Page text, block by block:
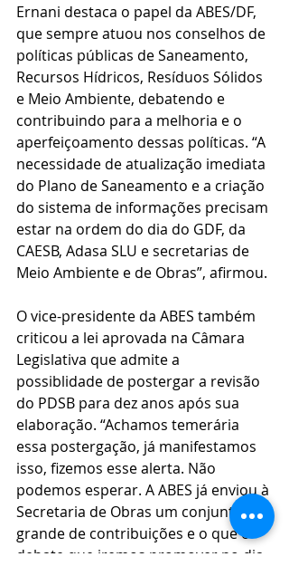
Ernani destaca o papel da ABES/DF,
que sempre atuou nos conselhos de
políticas públicas de Saneamento,
Recursos Hídricos, Resíduos Sólidos
e Meio Ambiente, debatendo e
contribuindo para a melhoria e o
aperfeiçoamento dessas políticas. “A
necessidade de atualização imediata
do Plano de Saneamento e a criação
do sistema de informações precisam
estar na ordem do dia do GDF, da
CAESB, Adasa SLU e secretarias de
Meio Ambiente e de Obras”, afirmou.
O vice-presidente da ABES também
criticou a lei aprovada na Câmara
Legislativa que admite a
possiblidade de postergar a revisão
do PDSB para dez anos após sua
elaboração. “Achamos temerária
essa postergação, já manifestamos
isso, fizemos esse alerta. Não
podemos esperar. A ABES já enviou à
Secretaria de Obras um conjunto
grande de contribuições e o que o
debate que iremos promover no dia